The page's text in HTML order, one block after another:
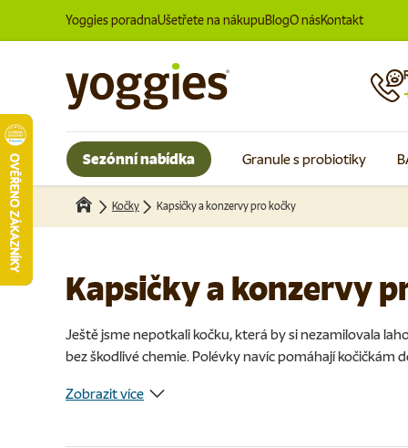
Přeskočit na obsah
Yoggies poradnaUšetřete na nákupuBlogO násKontakt
Sezónní nabídka Granule s probiotiky
Kočky Kapsičky a konzervy pro kočky
Kapsičky a konzervy
Ještě jsme nepotkali kočku, která by si nezamilovala
bez škodlivé chemie. Polévky navíc pomáhají kočičkám
Zobrazit více